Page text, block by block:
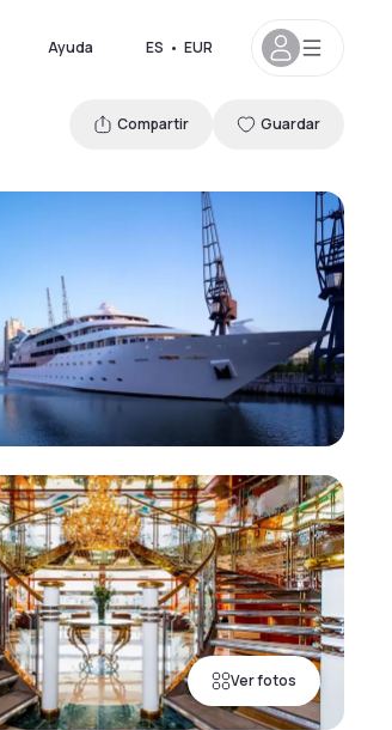
Ayuda ES • EUR
Ver fotos
Compartir Guardar